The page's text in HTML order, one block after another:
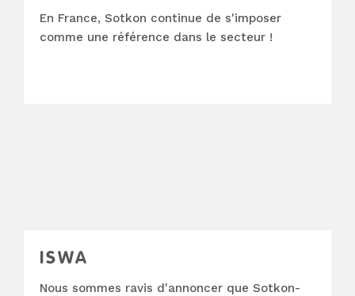
En France, Sotkon continue de s'imposer
comme une référence dans le secteur !
ISWA
Nous sommes ravis d'annoncer que Sotkon-